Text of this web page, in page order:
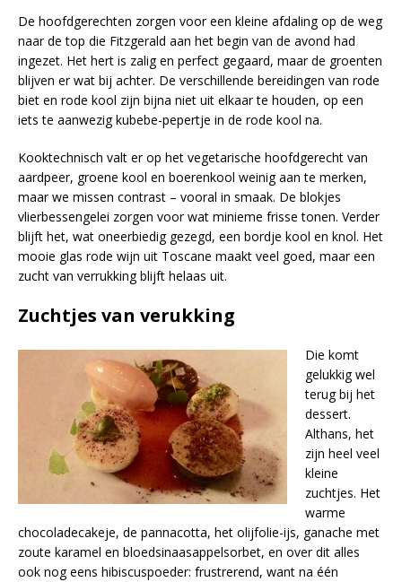
De hoofdgerechten zorgen voor een kleine afdaling op de weg
naar de top die Fitzgerald aan het begin van de avond had
ingezet. Het hert is zalig en perfect gegaard, maar de groenten
blijven er wat bij achter. De verschillende bereidingen van rode
biet en rode kool zijn bijna niet uit elkaar te houden, op een
iets te aanwezig kubebe-pepertje in de rode kool na.
Kooktechnisch valt er op het vegetarische hoofdgerecht van
aardpeer, groene kool en boerenkool weinig aan te merken,
maar we missen contrast – vooral in smaak. De blokjes
vlierbessengelei zorgen voor wat minieme frisse tonen. Verder
blijft het, wat oneerbiedig gezegd, een bordje kool en knol. Het
mooie glas rode wijn uit Toscane maakt veel goed, maar een
zucht van verrukking blijft helaas uit.
Zuchtjes van verukking
Die komt
gelukkig wel
terug bij het
dessert.
Althans, het
zijn heel veel
kleine
zuchtjes. Het
warme
chocoladecakeje, de pannacotta, het olijfolie-ijs, ganache met
zoute karamel en bloedsinaasappelsorbet, en over dit alles
ook nog eens hibiscuspoeder: frustrerend, want na één